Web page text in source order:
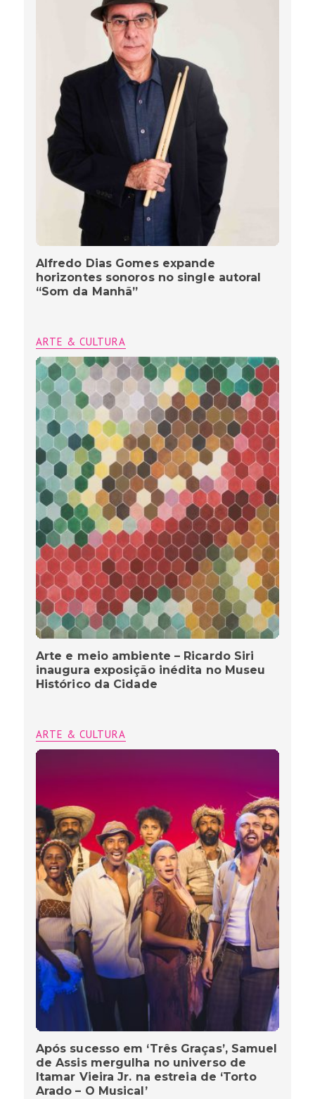
Alfredo Dias Gomes expande
horizontes sonoros no single autoral
“Som da Manhã”
ARTE & CULTURA
Arte e meio ambiente – Ricardo Siri
inaugura exposição inédita no Museu
Histórico da Cidade
ARTE & CULTURA
Após sucesso em ‘Três Graças’, Samuel
de Assis mergulha no universo de
Itamar Vieira Jr. na estreia de ‘Torto
Arado – O Musical’